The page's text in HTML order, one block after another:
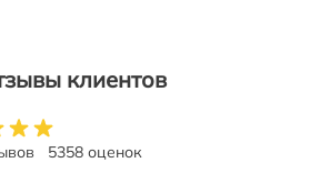
клиентов
5358 оценок